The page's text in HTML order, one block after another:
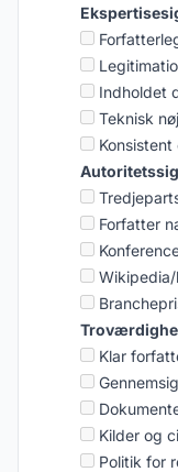
Indholdet
Teknisk
Forfatter
Klar
Kilder og
Politik for